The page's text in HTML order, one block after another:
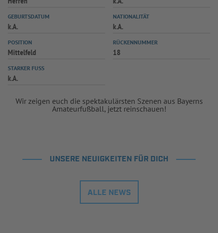
GEBURTSDATUM
k.A.
NATIONALITÄT
k.A.
POSITION
Mittelfeld
RÜCKENNUMMER
18
STARKER FUSS
k.A.
Wir zeigen euch die spektakulärsten Szenen aus Bayerns
Amateurfußball, jetzt reinschauen!
UNSERE NEUIGKEITEN FÜR DICH
ALLE NEWS